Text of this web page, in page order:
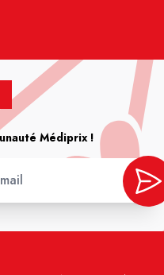
Médiprix !